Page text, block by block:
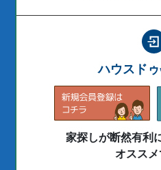
ハウスド
家探しが断然有利
オススメ